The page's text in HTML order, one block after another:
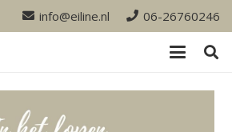
info@eiline.nl 06-26760246